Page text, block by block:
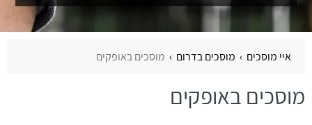
איי מוסכים מוסכים בדרום מוסכים באופקים
מוסכים באופקים